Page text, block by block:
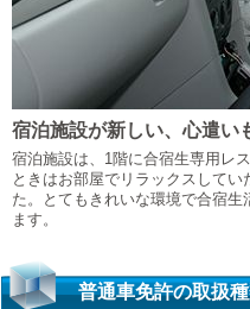
宿泊施設が新しい、心遣い
宿泊施設は、1階に合宿生専用レ
ときはお部屋でリラックスして
た。とてもきれいな環境で合宿
ます。
普通車免許の取扱